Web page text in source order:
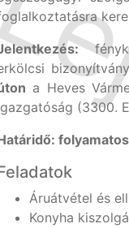
a Heves
(3300.
folyamatos
Áruátvétel és
Konyha